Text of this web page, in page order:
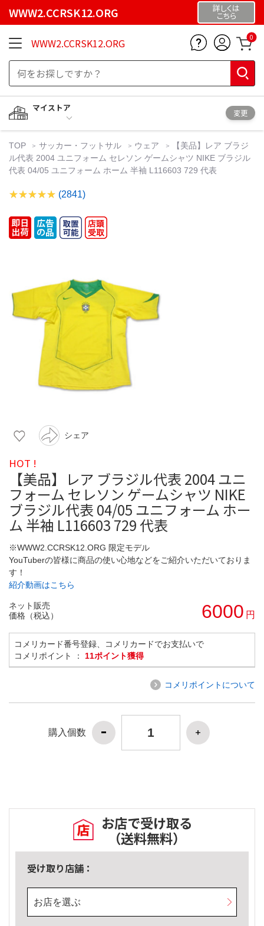
WWW2.CCRSK12.ORG 詳しくは
こちら
WWW2.CCRSK12.ORG 0
マイストア
変更
TOP サッカー・フットサル ウェア
【美品】レア ブラジ
ル代表 2004 ユニフォーム セレソン ゲームシャツ NIKE ブラジル
代表 04/05 ユニフォーム ホーム 半袖 L116603 729 代表
(2841)
シェア
HOT !
【美品】レア ブラジル代表 2004 ユニ
フォーム セレソン ゲームシャツ NIKE
ブラジル代表 04/05 ユニフォーム ホー
ム 半袖 L116603 729 代表
※WWW2.CCRSK12.ORG 限定モデル
YouTuberの皆様に商品の使い心地などをご紹介いただいておりま
す！
紹介動画はこちら
ネット販売
価格（税込）
6000 円
コメリカード番号登録、コメリカードでお支払いで
コメリポイント ： 11ポイント獲得
コメリポイントについて
購入個数
お店で受け取る
（送料無料）
受け取り店舗：
お店を選ぶ